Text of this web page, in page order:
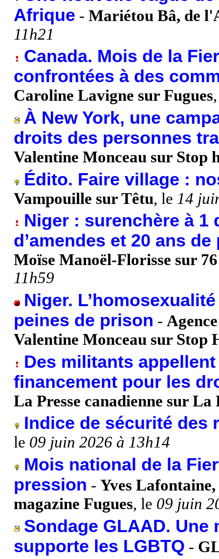
Afrique - Mariétou Bâ, de
11h21
Canada. Mois de la
confrontées à des
Caroline Lavigne sur Fugues
À New York, une
droits des personnes
Valentine Monceau sur Stop
Édito. Faire village :
Vampouille sur Têtu, le 14
Niger : surenchère à 1
d’amendes et 20 ans
Moïse Manoël-Florisse sur
11h59
Niger.
peines de prison -
Valentine Monceau sur Stop
Des militants
financement pour les
La Presse canadienne sur La
Indice de sécurité des
le 09 juin 2026 à 13h14
Mois national de la
pression - Yves
magazine Fugues, le 09 juin
Sondage GLAAD.
supporte les LGBTQ -